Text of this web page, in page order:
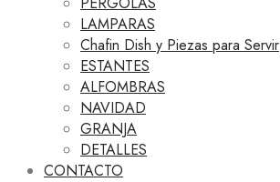
LAMPARAS
Chafin Dish y Piezas para Servir
ESTANTES
ALFOMBRAS
NAVIDAD
GRANJA
DETALLES
CONTACTO